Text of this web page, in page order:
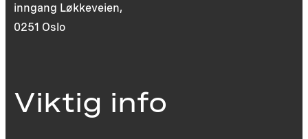
inngang Løkkeveien,
0251 Oslo
Viktig info